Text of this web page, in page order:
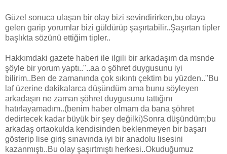
Güzel sonuca ulaşan bir olay bizi sevindirirken,bu olaya
gelen garip yorumlar bizi güldürüp şaşırtabilir..Şaşırtan tipler
başlıkta sözünü ettiğim tipler..
Hakkımdaki gazete haberi ile ilgili bir arkadaşım da msnde
şöyle bir yorum yaptı.."..aa o şöhret duygusunu iyi
bilirim..Ben de zamanında çok sıkıntı çektim bu yüzden.."Bu
laf üzerine dakikalarca düşündüm ama bunu söyleyen
arkadaşın ne zaman şöhret duygusunu tattığını
hatırlayamadım..(benim haber olmam da bana şöhret
dedirtecek kadar büyük bir şey değilki)Sonra düşündüm;bu
arkadaş ortaokulda kendisinden beklenmeyen bir başarı
gösterip lise giriş sınavında iyi bir anadolu lisesini
kazanmıştı..Bu olay şaşırtmıştı herkesi..Okuduğumuz